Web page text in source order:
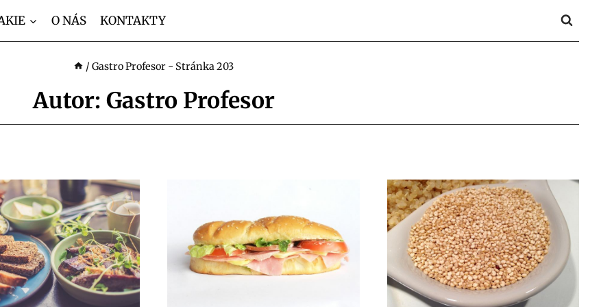
O NÁS KONTAKTY
/ Gastro Profesor- Stránka 203
Autor: Gastro Profesor